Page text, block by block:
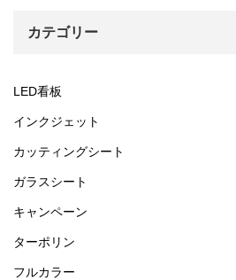
カテゴリー
LED看板
インクジェット
カッティングシート
ガラスシート
キャンペーン
ターポリン
フルカラー